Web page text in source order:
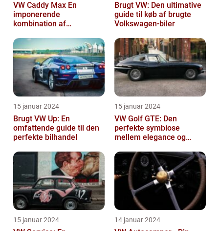
VW Caddy Max En
imponerende
kombination af
og komfort
Brugt VW: Den ultimative
guide til køb af brugte
Volkswagen-biler
15 januar 2024
Brugt VW Up: En
omfattende guide til den
perfekte bilhandel
15 januar 2024
VW Golf GTE: Den
perfekte symbiose
mellem elegance og
15 januar 2024 14 januar 2024